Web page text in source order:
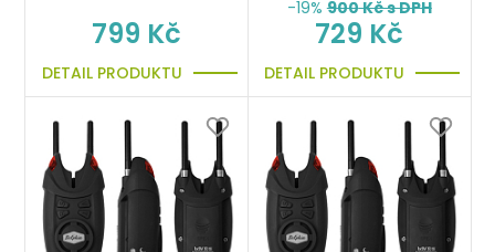
799 Kč
DETAIL PRODUKTU
-19% 900Kč s DPH
729 Kč
DETAIL PRODUKTU